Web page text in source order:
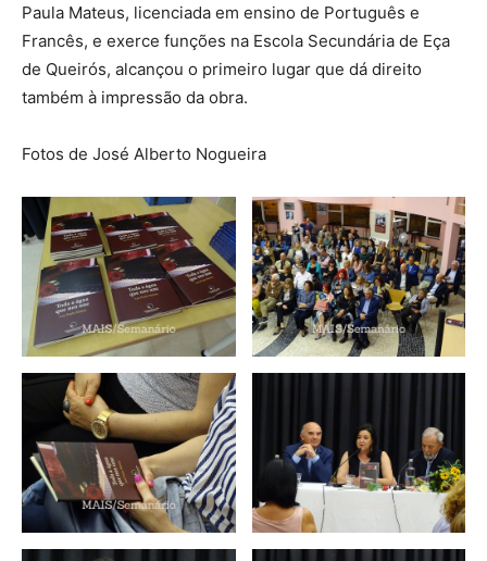
Paula Mateus, licenciada em ensino de Português e
Francês, e exerce funções na Escola Secundária de Eça
de Queirós, alcançou o primeiro lugar que dá direito
também à impressão da obra.
Fotos de José Alberto Nogueira